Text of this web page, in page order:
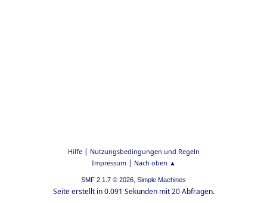
Hilfe| Nutzungsbedingungen und Regeln
Impressum| Nach oben ▲
SMF 2.1.7 © 2026, Simple Machines
Seite erstellt in 0.091 Sekunden mit 20 Abfragen.